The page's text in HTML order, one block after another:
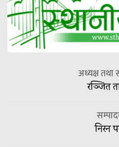
अध्यक्ष तथा
रञ्जित
निरन